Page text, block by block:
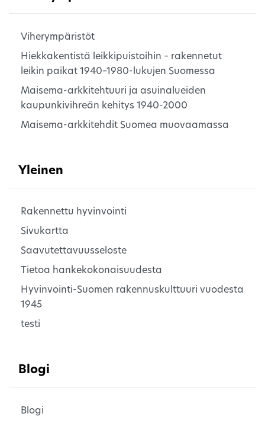
Viherympäristöt
Hiekkakentistä leikkipuistoihin – rakennetut
leikin paikat 1940–1980-lukujen Suomessa
Maisema-arkkitehtuuri ja asuinalueiden
kaupunkivihreän kehitys 1940-2000
Maisema-arkkitehdit Suomea muovaamassa
Yleinen
Rakennettu hyvinvointi
Sivukartta
Saavutettavuusseloste
Tietoa hankekokonaisuudesta
Hyvinvointi-Suomen rakennuskulttuuri vuodesta
1945
testi
Blogi
Blogi